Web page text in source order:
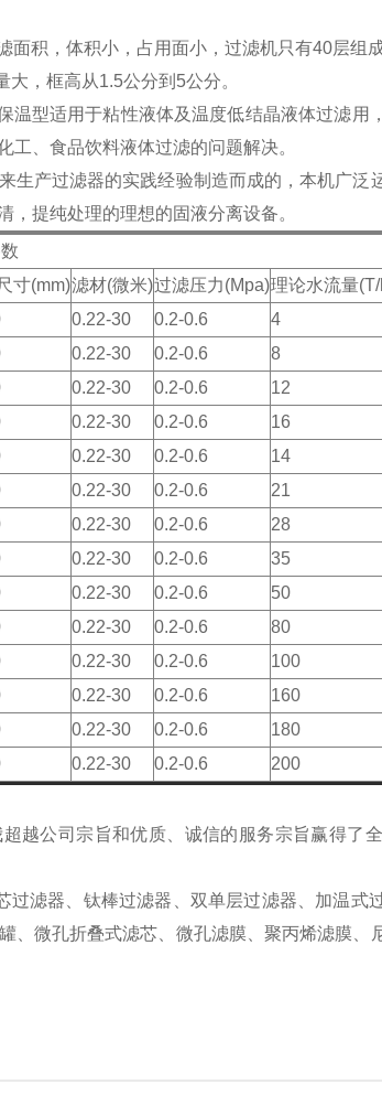
积，体积小，占用面小，过滤机只有40层组成
，框高从1.5公分到5公分。
温型适用于粘性液体及温度低结晶液体过滤用
工、食品饮料液体过滤的问题解决。
生产过滤器的实践经验制造而成的，本机广泛
，提纯处理的理想的固液分离设备。
寸(mm)滤材(微米)过滤压力(Mpa)理论水流量
0.22-30 0.2-0.6 4
0.22-30 0.2-0.6 8
0.22-30 0.2-0.6 12
0.22-30 0.2-0.6 16
0.22-30 0.2-0.6 14
0.22-30 0.2-0.6 21
0.22-30 0.2-0.6 28
0.22-30 0.2-0.6 35
0.22-30 0.2-0.6 50
0.22-30 0.2-0.6 80
0.22-30 0.2-0.6 100
0.22-30 0.2-0.6 160
0.22-30 0.2-0.6 180
0.22-30 0.2-0.6 200
越公司宗旨和优质、诚信的服务宗旨赢得了
过滤器、钛棒过滤器、双单层过滤器、加温式
、微孔折叠式滤芯、微孔滤膜、聚丙烯滤膜、